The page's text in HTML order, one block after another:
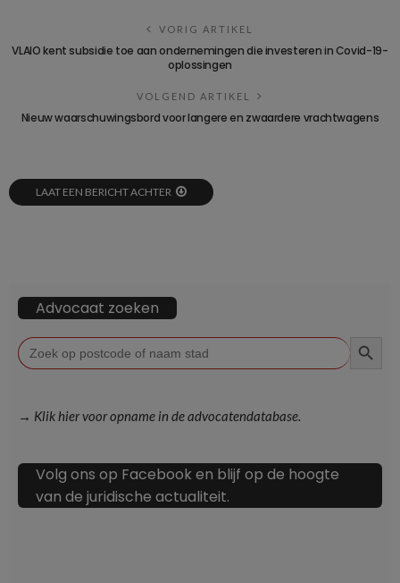
VORIG ARTIKEL
VLAIO kent subsidie toe aan ondernemingen die investeren in Covid-19-
oplossingen
VOLGEND ARTIKEL
Nieuw waarschuwingsbord voor langere en zwaardere vrachtwagens
LAAT EEN BERICHT ACHTER
Advocaat zoeken
Zoek
naar:
→ Klik hier voor opname in de advocatendatabase.
Volg ons op Facebook en blijf op de hoogte
van de juridische actualiteit.